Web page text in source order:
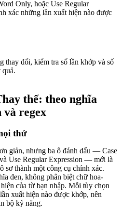
Only, hoặc Use Regular
xác những lần xuất hiện nào được
thay đổi, kiểm tra số lần khớp và số
quả.
thế: theo nghĩa
và regex
thứ
giản, nhưng ba ô đánh dấu — Case
Use Regular Expression — mới là
sơ thành một công cụ chính xác.
đen, không phân biệt chữ hoa-
của từ bạn nhập. Mỗi tùy chọn
xuất hiện nào được khớp, nên
bộ kỹ năng.